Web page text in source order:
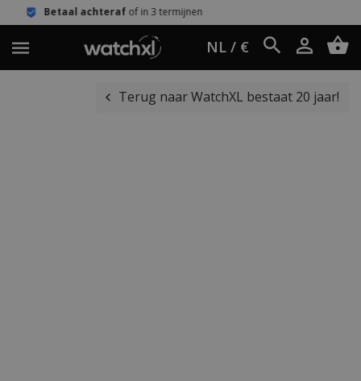
of in 3 termijnen
NL / €
Terug naar WatchXL bestaat 20 jaar!